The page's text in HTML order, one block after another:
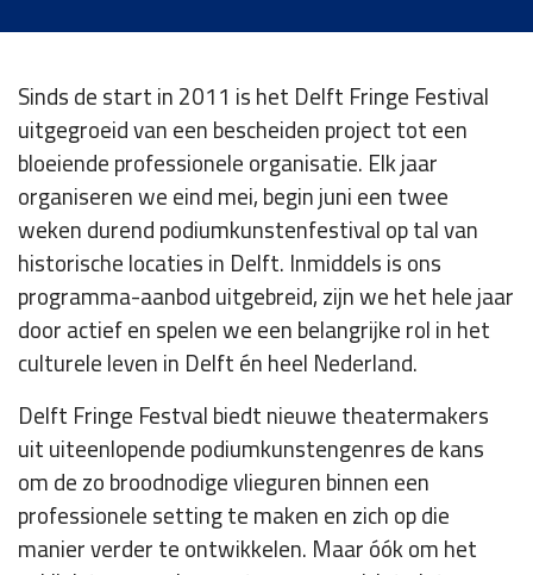
Sinds de start in 2011 is het Delft Fringe Festival
uitgegroeid van een bescheiden project tot een
bloeiende professionele organisatie. Elk jaar
organiseren we eind mei, begin juni een twee
weken durend podiumkunstenfestival op tal van
historische locaties in Delft. Inmiddels is ons
programma-aanbod uitgebreid, zijn we het hele jaar
door actief en spelen we een belangrijke rol in het
culturele leven in Delft én heel Nederland.
Delft Fringe Festval biedt nieuwe theatermakers
uit uiteenlopende podiumkunstengenres de kans
om de zo broodnodige vlieguren binnen een
professionele setting te maken en zich op die
manier verder te ontwikkelen. Maar óók om het